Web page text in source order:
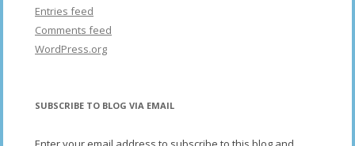
Entries feed
Comments feed
WordPress.org
SUBSCRIBE TO BLOG VIA EMAIL